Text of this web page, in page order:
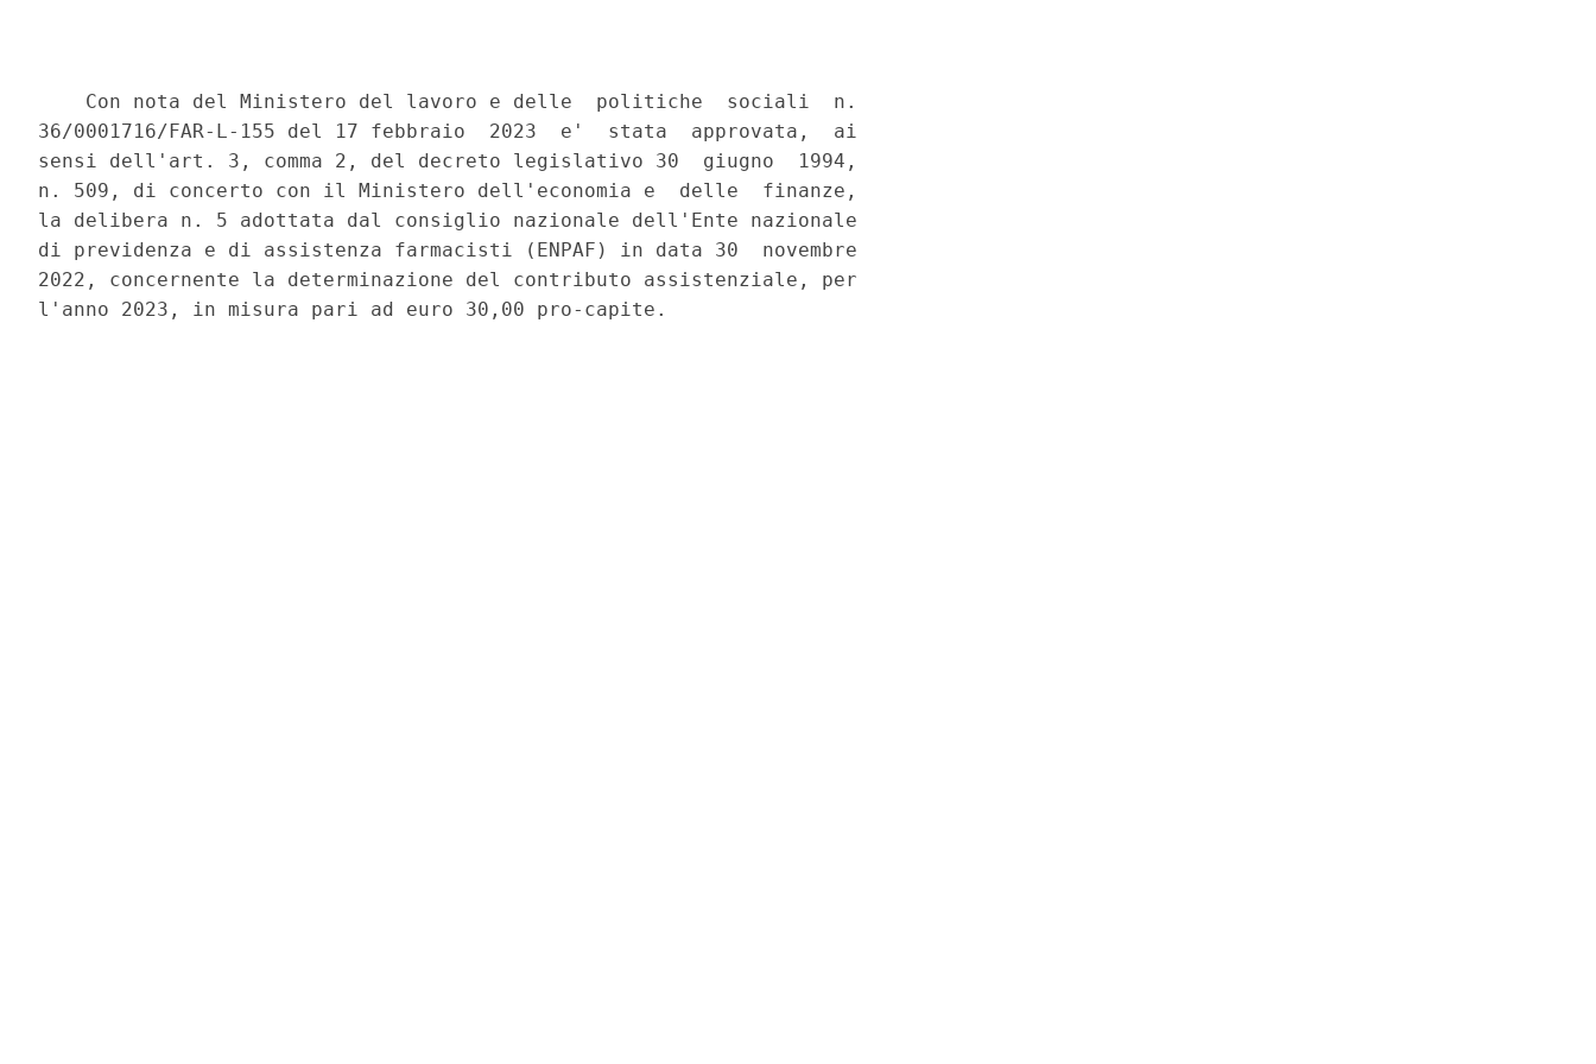
    Con nota del Ministero del lavoro e delle  politiche  sociali  n.
36/0001716/FAR-L-155 del 17 febbraio  2023  e'  stata  approvata,  ai
sensi dell'art. 3, comma 2, del decreto legislativo 30  giugno  1994,
n. 509, di concerto con il Ministero dell'economia e  delle  finanze,
la delibera n. 5 adottata dal consiglio nazionale dell'Ente nazionale
di previdenza e di assistenza farmacisti (ENPAF) in data 30  novembre
2022, concernente la determinazione del contributo assistenziale, per